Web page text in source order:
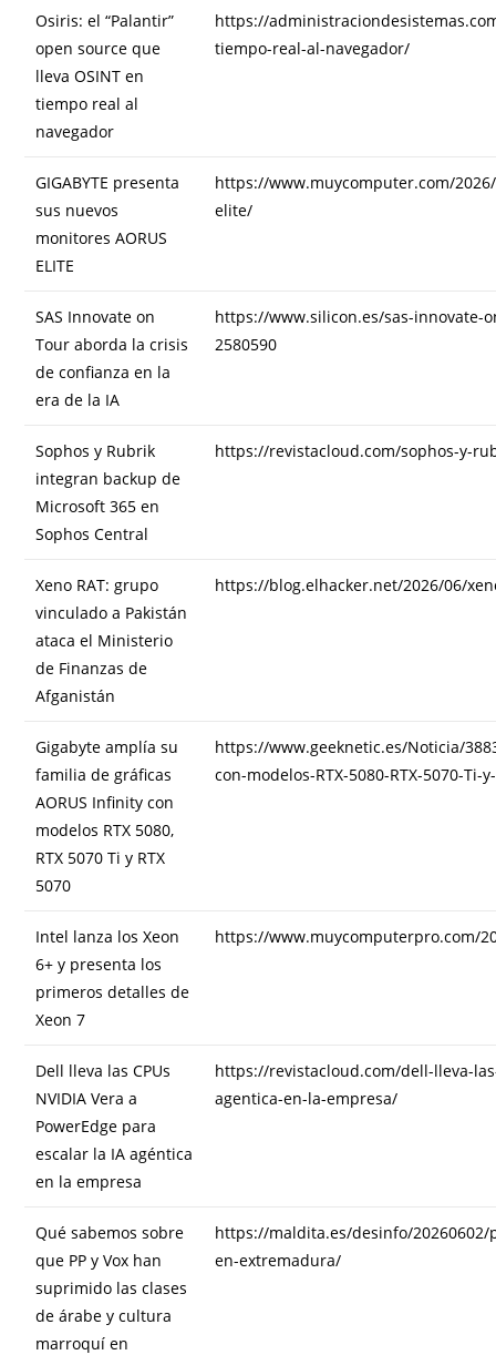
Osiris: el “Palantir”
open source que
lleva OSINT en
tiempo real al
navegador
https://
tiempo-real-al-navegador/
GIGABYTE presenta
sus nuevos
monitores AORUS
ELITE
https://www.muycomputer.com/
elite/
SAS Innovate on
Tour aborda la crisis
de confianza en la
era de la IA
https://www.silicon.es/sas-innovate-
2580590
Sophos y Rubrik
integran backup de
Microsoft 365 en
Sophos Central
https://revistacloud.com/sophos-y-
Xeno RAT: grupo
vinculado a Pakistán
ataca el Ministerio
de Finanzas de
Afganistán
https://blog.elhacker.net/2026/06/
Gigabyte amplía su
familia de gráficas
AORUS Infinity con
modelos RTX 5080,
RTX 5070 Ti y RTX
5070
https://www.geeknetic.es/Noticia/
con-modelos-RTX-5080-RTX-5070-Ti-
Intel lanza los Xeon
6+ y presenta los
primeros detalles de
Xeon 7
https://www.muycomputerpro.com/
Dell lleva las CPUs
NVIDIA Vera a
PowerEdge para
escalar la IA agéntica
en la empresa
https://revistacloud.com/dell-lleva-
agentica-en-la-empresa/
Qué sabemos sobre
que PP y Vox han
suprimido las clases
de árabe y cultura
marroquí en
https://maldita.es/desinfo/
en-extremadura/